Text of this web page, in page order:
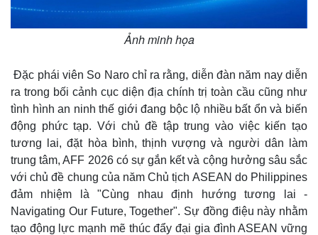
Ảnh minh họa
Đặc phái viên So Naro chỉ ra rằng, diễn đàn năm nay diễn
ra trong bối cảnh cục diện địa chính trị toàn cầu cũng như
tình hình an ninh thế giới đang bộc lộ nhiều bất ổn và biến
động phức tạp. Với chủ đề tập trung vào việc kiến tạo
tương lai, đặt hòa bình, thịnh vượng và người dân làm
trung tâm, AFF 2026 có sự gắn kết và cộng hưởng sâu sắc
với chủ đề chung của năm Chủ tịch ASEAN do Philippines
đảm nhiệm là "Cùng nhau định hướng tương lai -
Navigating Our Future, Together". Sự đồng điệu này nhằm
tạo động lực mạnh mẽ thúc đẩy đại gia đình ASEAN vững